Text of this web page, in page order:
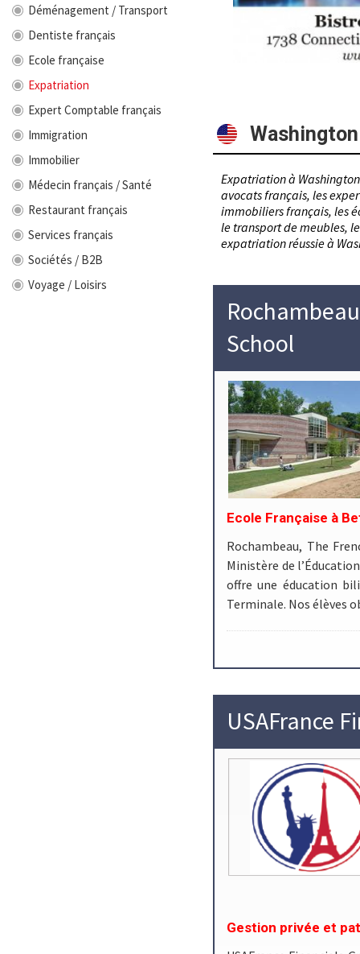
Déménagement / Transport
Dentiste français
Ecole française
Expatriation
Expert Comptable français
Immigration
Immobilier
Médecin français / Santé
Restaurant français
Services français
Sociétés / B2B
Voyage / Loisirs
Washington
Expatriation à
avocats français, les
immobiliers français, les
le transport de meubles,
expatriation réussie à
School
Ecole Française à
Rochambeau, The
Ministère de
offre une éducation
Terminale. Nos élèves
USAFrance
Gestion privée et